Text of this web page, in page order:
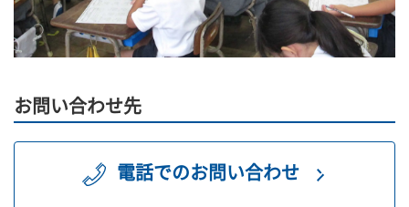
お問い合わせ先
電話でのお問い合わせ